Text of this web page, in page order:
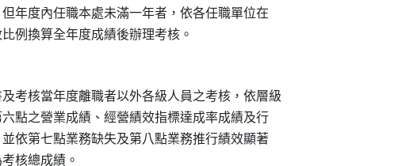
但年度內任職本處未滿一年者，依各任職單位在
考核當年度離職者以外各級人員之考核，依層級
六點之營業成績、經營績效指標達成率成績及行
並依第七點業務缺失及第八點業務推行績效顯著